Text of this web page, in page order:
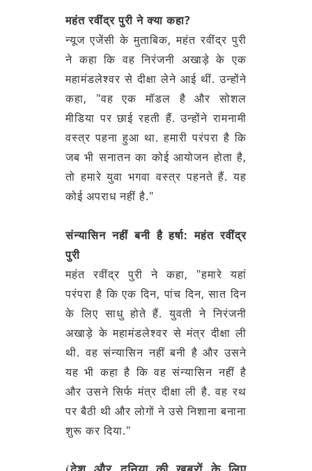
महंत रवींद्र पुरी ने क्या कहा?
न्यूज एजेंसी के मुताबिक, महंत रवींद्र पुरी
ने कहा कि वह निरंजनी अखाड़े के एक
महामंडलेश्वर से दीक्षा लेने आई थीं. उन्होंने
कहा, "वह एक मॉडल है और सोशल
मीडिया पर छाई रहती हैं. उन्होंने रामनामी
वस्त्र पहना हुआ था. हमारी परंपरा है कि
जब भी सनातन का कोई आयोजन होता है,
तो हमारे युवा भगवा वस्त्र पहनते हैं. यह
कोई अपराध नहीं है."
संन्यासिन नहीं बनी है हर्षा: महंत रवींद्र
पुरी
महंत रवींद्र पुरी ने कहा, "हमारे यहां
परंपरा है कि एक दिन, पांच दिन, सात दिन
के लिए साधु होते हैं. युवती ने निरंजनी
अखाड़े के महामंडलेश्वर से मंत्र दीक्षा ली
थी. वह संन्यासिन नहीं बनी है और उसने
यह भी कहा है कि वह संन्यासिन नहीं है
और उसने सिर्फ मंत्र दीक्षा ली है. वह रथ
पर बैठी थी और लोगों ने उसे निशाना बनाना
शुरू कर दिया."